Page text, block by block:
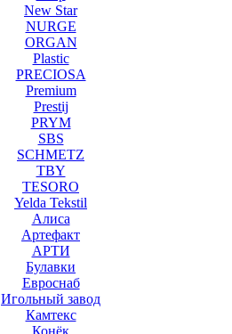
New Star
NURGE
ORGAN
Plastic
PRECIOSA
Premium
Prestij
PRYM
SBS
SCHMETZ
TBY
TESORO
Yelda Tekstil
Алиса
Артефакт
АРТИ
Булавки
Евроснаб
Игольный завод
Камтекс
Конёк